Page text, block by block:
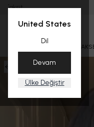
United States
Dil
Devam
Ülke Değiştir
3000 TL
LISMA